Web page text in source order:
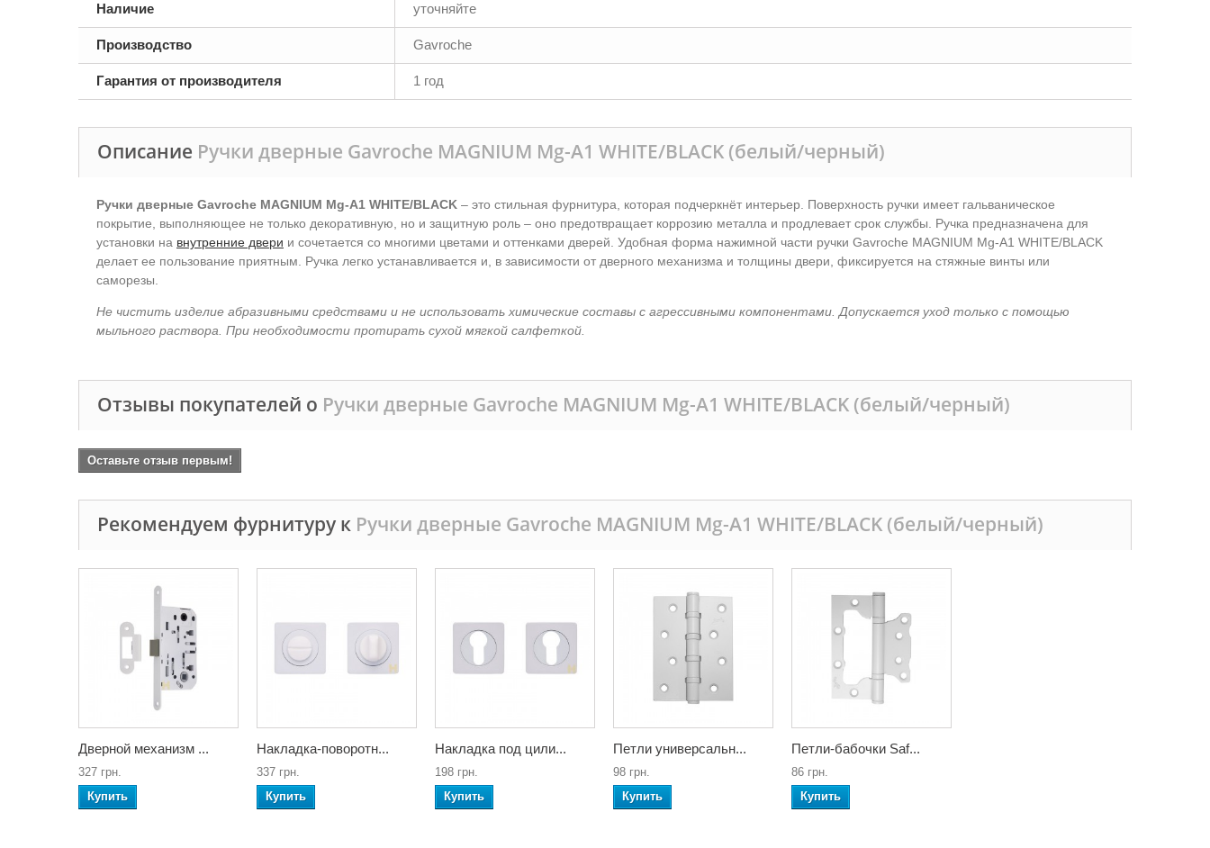
Наличие уточняйте
Производство Gavroche
Гарантия от производителя 1 год
Описание Ручки дверные Gavroche MAGNIUM Mg-A1 WHITE/BLACK (белый/черный)
Ручки дверные Gavroche MAGNIUM Mg-A1 WHITE/BLACK – это стильная фурнитура, которая подчеркнёт интерьер. Поверхность ручки имеет гальваническое
покрытие, выполняющее не только декоративную, но и защитную роль – оно предотвращает коррозию металла и продлевает срок службы. Ручка предназначена для
установки на внутренние двери и сочетается со многими цветами и оттенками дверей. Удобная форма нажимной части ручки Gavroche MAGNIUM Mg-A1 WHITE/BLACK
делает ее пользование приятным. Ручка легко устанавливается и, в зависимости от дверного механизма и толщины двери, фиксируется на стяжные винты или
саморезы.
Не чистить изделие абразивными средствами и не использовать химические составы с агрессивными компонентами. Допускается уход только с помощью
мыльного раствора. При необходимости протирать сухой мягкой салфеткой.
Отзывы покупателей о Ручки дверные Gavroche MAGNIUM Mg-A1 WHITE/BLACK (белый/черный)
Оставьте отзыв первым!
Рекомендуем фурнитуру к Ручки дверные Gavroche MAGNIUM Mg-A1 WHITE/BLACK (белый/черный)
Дверной механизм ...
327 грн.
Купить
Накладка-поворотн...
337 грн.
Купить
Накладка под цили...
198 грн.
Купить
Петли универсальн...
98 грн.
Купить
Петли-бабочки Saf...
86 грн.
Купить